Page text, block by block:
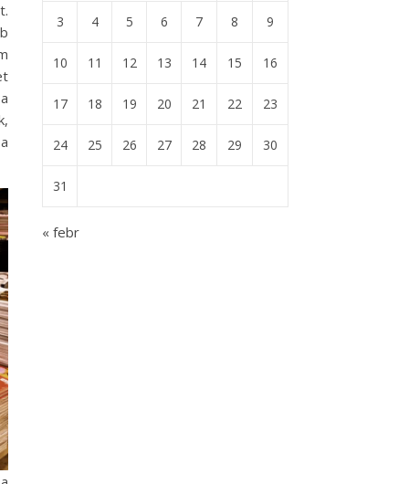
3 4 5 6 7 8 9
10 11 12 13 14 15 16
17 18 19 20 21 22 23
24 25 26 27 28 29 30
31
« febr